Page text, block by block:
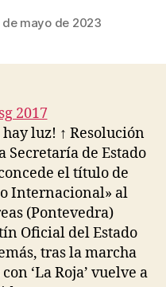
de mayo de 2023
hay luz! ↑ Resolución
Secretaría de Estado
el título de
Internacional» al
(Pontevedra)
Oficial del Estado
tras la marcha
‘La Roja’ vuelve a